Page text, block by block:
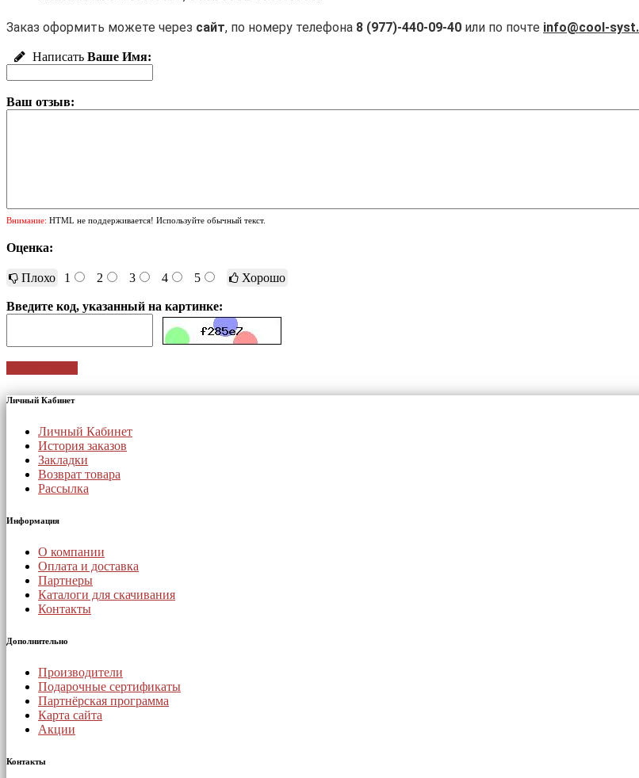
Заказ оформить можете через сайт, по номеру телефона 8 (977)-440-09-40 или по почте info@cool-
Написать Ваше Имя:
Ваш отзыв:
Внимание: HTML не поддерживается! Используйте обычный текст.
Оценка:
Плохо 1 2 3 4 5 Хорошо
Введите код, указанный на картинке:
Личный Кабинет
Личный Кабинет
История заказов
Закладки
Возврат товара
Рассылка
Информация
О компании
Оплата и доставка
Партнеры
Каталоги для скачивания
Контакты
Дополнительно
Производители
Подарочные сертификаты
Партнёрская программа
Карта сайта
Акции
Контакты